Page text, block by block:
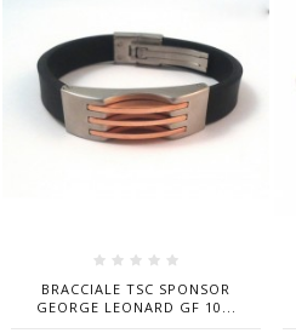
BRACCIALE TSC SPONSOR
GEORGE LEONARD GF 10...